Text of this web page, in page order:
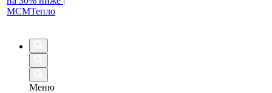
Меню